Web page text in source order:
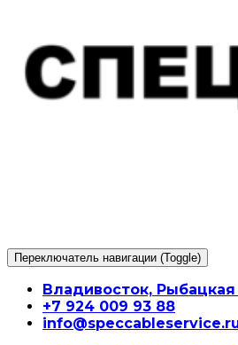
содержимому
Переключатель навигации (Toggle)
Владивосток, Рыбацкая
+7 924 009 93 88